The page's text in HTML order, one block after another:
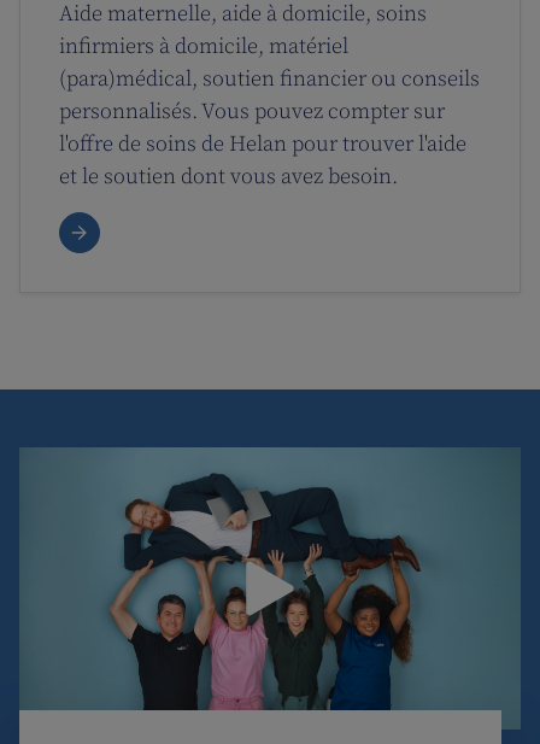
Aide maternelle, aide à domicile, soins
infirmiers à domicile, matériel
(para)médical, soutien financier ou conseils
personnalisés. Vous pouvez compter sur
l'offre de soins de Helan pour trouver l'aide
et le soutien dont vous avez besoin.